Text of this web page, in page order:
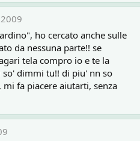
ho cercato anche sulle
da nessuna parte!! se
tela compro io e te la
dimmi tu!! di piu' nn so
fa piacere aiutarti, senza